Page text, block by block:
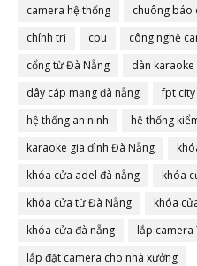
camera hệ thống
chuông báo
chính trị
cpu công nghệ
cổng từ Đà Nẵng
dàn
dây cáp mạng đà nẵng
fpt city
hệ thống an ninh
hệ thống
karaoke gia đình Đà Nẵng
khóa cửa adel đà nẵng
khóa
khóa cửa từ Đà Nẵng
khóa
khóa cửa đà nẵng
lắp camera
lắp đặt camera cho nhà xưởng